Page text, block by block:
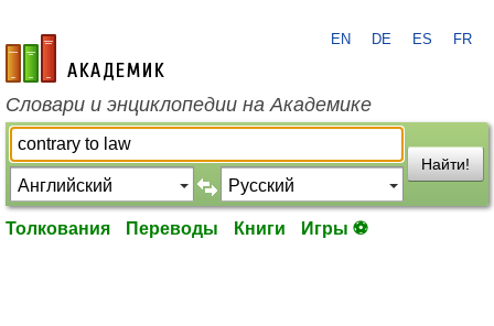
academic.ru
EN DE ES FR
Словари и энциклопедии на Академике
Найти!
Толкования Переводы Книги Игры ⚽